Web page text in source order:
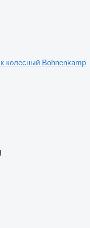
колесный Bohnenkamp